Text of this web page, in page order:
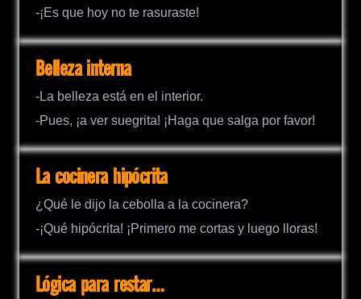
-¡Es que hoy no te rasuraste!
Belleza interna
-La belleza está en el interior.
-Pues, ¡a ver suegrita! ¡Haga que salga por favor!
La cocinera hipócrita
¿Qué le dijo la cebolla a la cocinera?
-¡Qué hipócrita! ¡Primero me cortas y luego lloras!
Lógica para restar…